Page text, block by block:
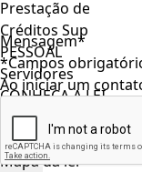
Mensagem*
*Campos
Ao iniciar um
Prestação de Contas
Créditos
PESSOAL
Servidores
CONHEÇA A LEI
Apresentação da lei
Decreto Municipal
Mapa da lei